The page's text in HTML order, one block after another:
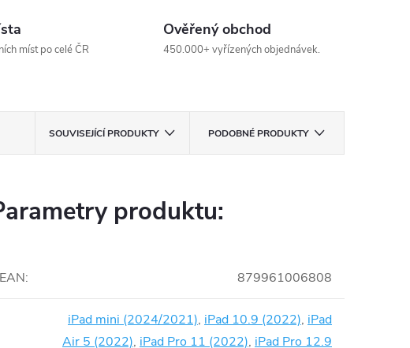
míst po celé ČR
Ověřený obchod
450.000+ vyřízených objednávek.
SOUVISEJÍCÍ PRODUKTY PODOBNÉ PRODUKTY
produktu:
EAN: 879961006808
iPad mini (2024/2021), iPad 10.9 (2022), iPad
Air 5 (2022), iPad Pro 11 (2022), iPad Pro 12.9